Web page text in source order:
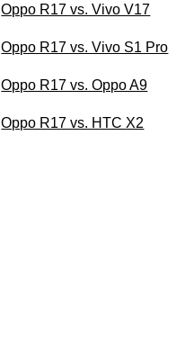
Oppo R17 vs. Vivo V17
Oppo R17 vs. Vivo S1 Pro
Oppo R17 vs. Oppo A9
Oppo R17 vs. HTC X2